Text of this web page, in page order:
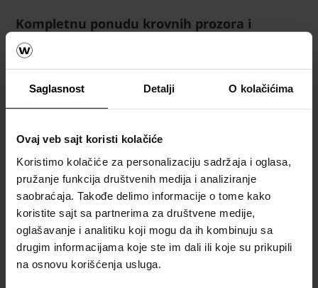
Saglasnost Detalji O kolačićima
Ovaj veb sajt koristi kolačiće
Koristimo kolačiće za personalizaciju sadržaja i oglasa,
pružanje funkcija društvenih medija i analiziranje
saobraćaja. Takođe delimo informacije o tome kako
koristite sajt sa partnerima za društvene medije,
oglašavanje i analitiku koji mogu da ih kombinuju sa
drugim informacijama koje ste im dali ili koje su prikupili
na osnovu korišćenja usluga.
Kompletnu ponudu krovnih prozora i
sistemskih rešenja za ugradnju na krov
pogledajte
Krov
Kalkulatori
za okviran
proračun
materijala
za krov
Naručite